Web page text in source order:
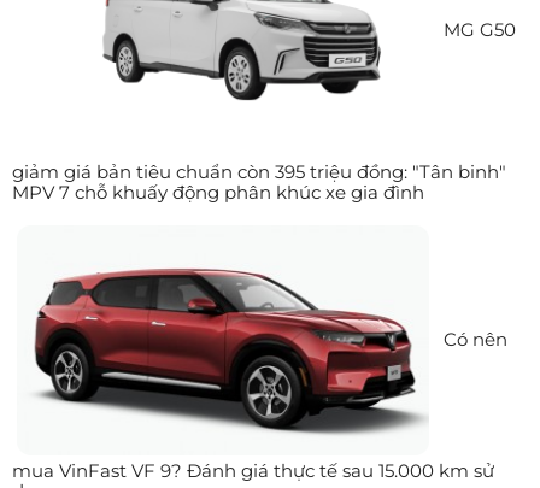
MG G50
giảm giá bản tiêu chuẩn còn 395 triệu đồng: "Tân binh"
MPV 7 chỗ khuấy động phân khúc xe gia đình
Có nên
mua VinFast VF 9? Đánh giá thực tế sau 15.000 km sử